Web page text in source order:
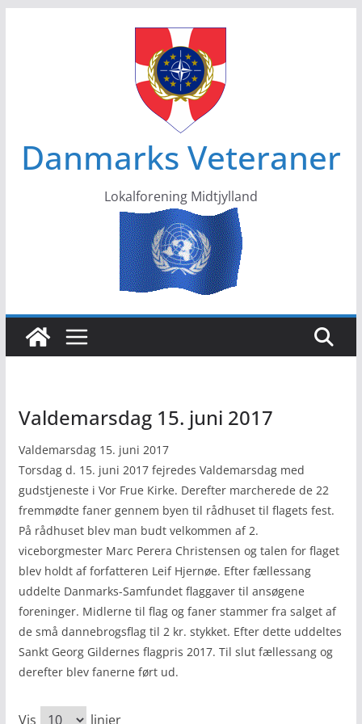
Danmarks Veteraner
Lokalforening Midtjylland
Valdemarsdag 15. juni 2017
Valdemarsdag 15. juni 2017
Torsdag d. 15. juni 2017 fejredes Valdemarsdag med
gudstjeneste i Vor Frue Kirke. Derefter marcherede de 22
fremmødte faner gennem byen til rådhuset til flagets fest.
På rådhuset blev man budt velkommen af 2.
viceborgmester Marc Perera Christensen og talen for flaget
blev holdt af forfatteren Leif Hjernøe. Efter fællessang
uddelte Danmarks-Samfundet flaggaver til ansøgene
foreninger. Midlerne til flag og faner stammer fra salget af
de små dannebrogsflag til 2 kr. stykket. Efter dette uddeltes
Sankt Georg Gildernes flagpris 2017. Til slut fællessang og
derefter blev fanerne ført ud.
Vis linjer